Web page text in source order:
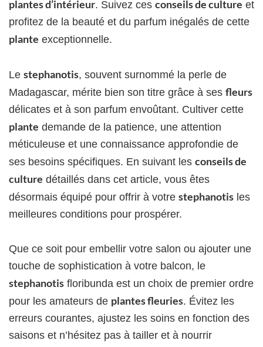
plantes d’intérieur. Suivez ces conseils de culture et
profitez de la beauté et du parfum inégalés de cette
plante exceptionnelle.
Le stephanotis, souvent surnommé la perle de
Madagascar, mérite bien son titre grâce à ses fleurs
délicates et à son parfum envoûtant. Cultiver cette
plante demande de la patience, une attention
méticuleuse et une connaissance approfondie de
ses besoins spécifiques. En suivant les conseils de
culture détaillés dans cet article, vous êtes
désormais équipé pour offrir à votre stephanotis les
meilleures conditions pour prospérer.
Que ce soit pour embellir votre salon ou ajouter une
touche de sophistication à votre balcon, le
stephanotis floribunda est un choix de premier ordre
pour les amateurs de plantes fleuries. Évitez les
erreurs courantes, ajustez les soins en fonction des
saisons et n’hésitez pas à tailler et à nourrir